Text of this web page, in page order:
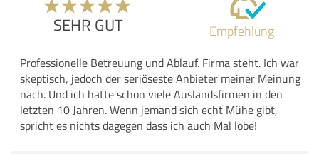
SEHR GUT Empfehlung
Professionelle Betreuung und Ablauf. Firma steht. Ich war
skeptisch, jedoch der seriöseste Anbieter meiner Meinung
nach. Und ich hatte schon viele Auslandsfirmen in den
letzten 10 Jahren. Wenn jemand sich echt Mühe gibt,
spricht es nichts dagegen dass ich auch Mal lobe!